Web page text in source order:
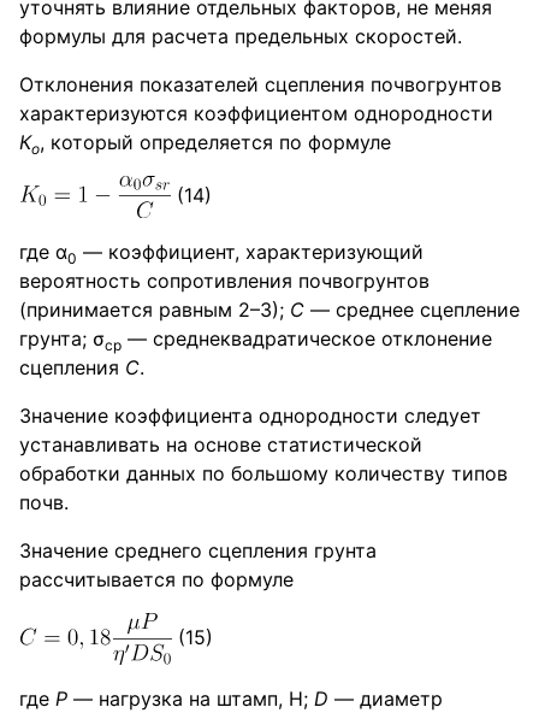
уточнять влияние отдельных факторов, не меняя
формулы для расчета предельных скоростей.
Отклонения показателей сцепления почвогрунтов
характеризуются коэффициентом однородности
Ко, который определяется по формуле
(14)
где α0 — коэффициент, характеризующий
вероятность сопротивления почвогрунтов
(принимается равным 2–3); С — среднее сцепление
грунта; σср — среднеквадратическое отклонение
сцепления С.
Значение коэффициента однородности следует
устанавливать на основе статистической
обработки данных по большому количеству типов
почв.
Значение среднего сцепления грунта
рассчитывается по формуле
(15)
где Р — нагрузка на штамп, Н; D — диаметр